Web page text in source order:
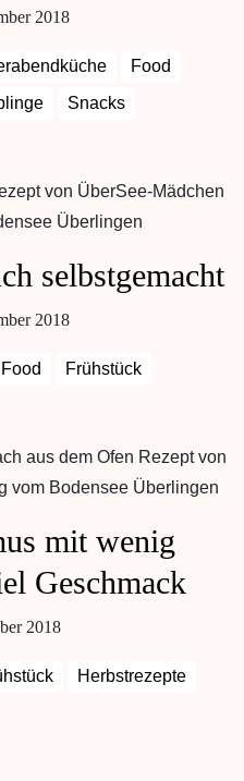
2018
Food
Snacks
selbstgemacht
2018
Food Frühstück
mit wenig
Geschmack
2018
Herbstrezepte